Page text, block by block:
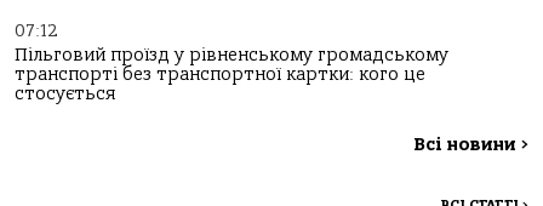
07:12
Пільговий проїзд у рівненському громадському
транспорті без транспортної картки: кого це
стосується
Всі новини >